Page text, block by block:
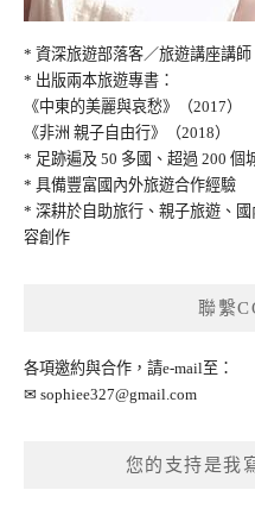
* 資深旅遊部落客／旅遊講座講師
* 出版兩本旅遊專書：
《中東的美麗與哀愁》（2017）
《非洲 親子自由行》（2018）
* 足跡遍及 50 多國、超過 200 個
* 具備豐富國內外旅遊合作經驗
* 深耕於自助旅行、親子旅遊、
容創作
聯繫
各項邀約與合作，請e-mail至：
✉ sophiee327@gmail.com
您的支持是我